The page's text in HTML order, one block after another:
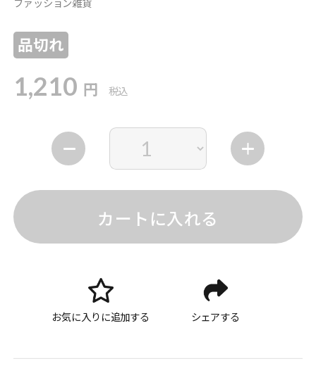
品切れ
1,210 円 税込
カートに入れる
お気に入りに追加する シェアする